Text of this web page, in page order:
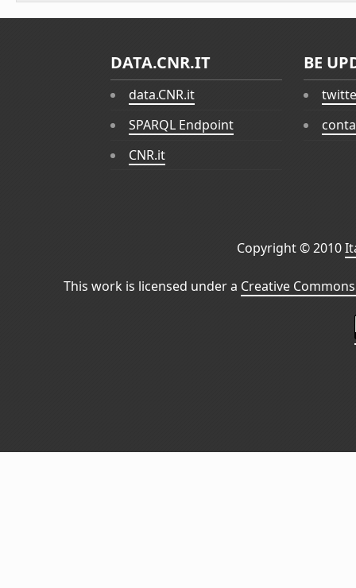
DATA.CNR.IT
data.CNR.it
SPARQL Endpoint
CNR.it
BE
Copyright © 2010
This work is licensed under a Creative